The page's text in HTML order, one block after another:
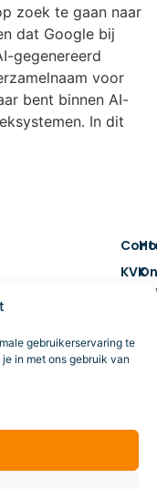
gebruikerservaring te
in met ons gebruik van
zoek te gaan naar
dat Google bij
gegenereerd
voor
bent binnen AI-
In dit
KVK
BTW